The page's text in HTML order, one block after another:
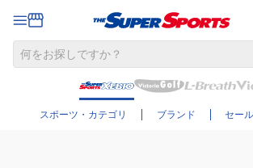
スポーツ・カテゴリ ブランド セール
さらに絞り込む